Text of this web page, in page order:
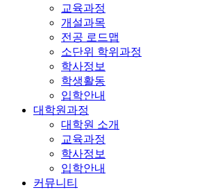
교육과정
개설과목
전공 로드맵
소단위 학위과정
학사정보
학생활동
입학안내
대학원과정
대학원 소개
교육과정
학사정보
입학안내
커뮤니티